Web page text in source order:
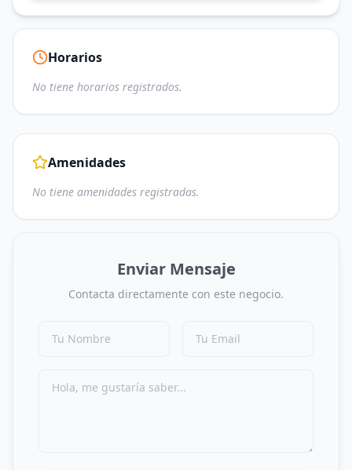
Horarios
No tiene horarios registrados.
Amenidades
No tiene amenidades registradas.
Enviar Mensaje
Contacta directamente con este negocio.